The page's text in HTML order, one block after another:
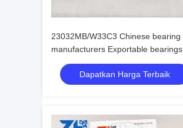
23032MB/W33C3 Chinese bearing
manufacturers Exportable bearings
Dapatkan Harga Terbaik